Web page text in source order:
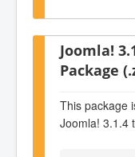
Joomla!
Package
This package
Joomla! 3.1.4